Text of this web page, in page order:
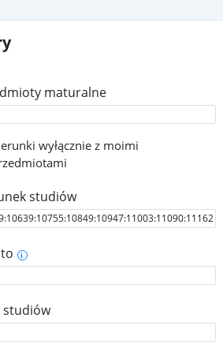
maturalne
wyłącznie z moimi
studiów
i
studiów